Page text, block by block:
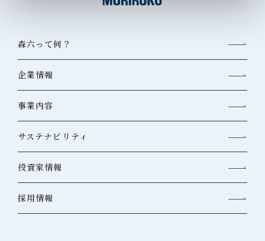
森六って何？
企業情報
事業内容
サステナビリティ
投資家情報
採用情報